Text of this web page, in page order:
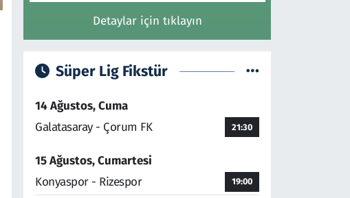
Detaylar için tıklayın
Süper Lig Fikstür
14 Ağustos, Cuma
Galatasaray - Çorum FK
21:30
15 Ağustos, Cumartesi
Konyaspor - Rizespor
19:00